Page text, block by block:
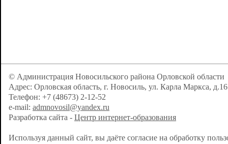
© Администрация Новосильского района Орловской области
Адрес: Орловская область, г. Новосиль, ул. Карла Маркса, д.16
Телефон: +7 (48673) 2-12-52
e-mail: admnovosil@yandex.ru
Разработка сайта - Центр интернет-образования
Используя данный сайт, вы даёте согласие на обработку